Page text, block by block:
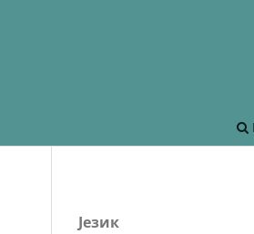
Језик